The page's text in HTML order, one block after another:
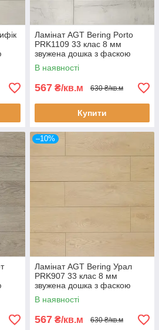
Ламінат AGT Bering Porto
PRK1109 33 клас 8 мм
звужена дошка з фаскою
В наявності
567 ₴/кв.м 630 ₴/кв.м
Купити
–10%
Ламінат AGT Bering Урал
PRK907 33 клас 8 мм
звужена дошка з фаскою
В наявності
567 ₴/кв.м 630 ₴/кв.м